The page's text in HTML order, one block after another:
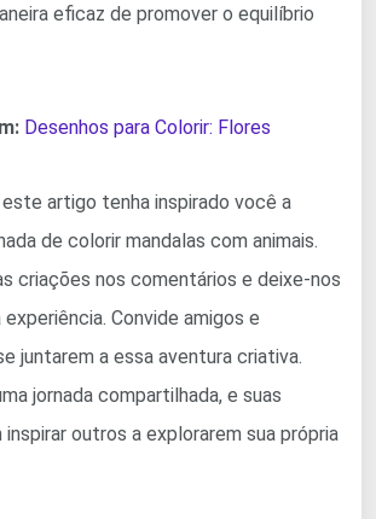
eficaz de promover o equilíbrio
Desenhos para Colorir: Flores
artigo tenha inspirado você a
de colorir mandalas com animais.
criações nos comentários e deixe-nos
Convide amigos e
juntarem a essa aventura criativa.
jornada compartilhada, e suas
outros a explorarem sua própria